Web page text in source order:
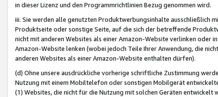
in dieser Lizenz und den Programmrichtlinien Bezug genommen wird.
iii. Sie werden alle genutzten Produktwerbungsinhalte ausschließlich
Produktseite oder sonstige Seite, auf die sich der betreffende
nicht mit anderen Websites als einer Amazon-Website verlinken oder
Amazon-Website lenken (wobei jedoch Teile Ihrer Anwendung, die
anderen Websites als einer Amazon-Website enthalten dürfen).
(d) Ohne unsere ausdrückliche vorherige schriftliche Zustimmung
Nutzung mit einem Mobiltelefon oder sonstigen Mobilgerät
(1) Websites, die nicht für die Nutzung mit solchen Geräten